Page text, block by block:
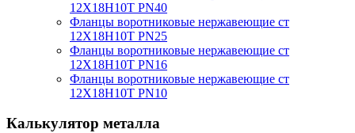
12Х18Н10Т PN40
Фланцы воротниковые нержавеющие ст
12Х18Н10Т PN25
Фланцы воротниковые нержавеющие ст
12Х18Н10Т PN16
Фланцы воротниковые нержавеющие ст
12Х18Н10Т PN10
Калькулятор металла